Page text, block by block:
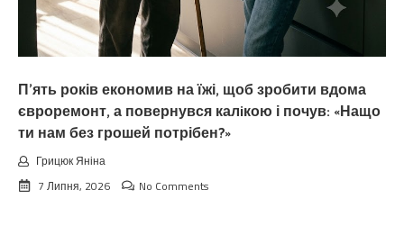
П’ять років економив на їжі, щоб зробити вдома
євроремонт, а повернувся калiкою і почув: «Нащо
ти нам без грошей потрібен?»
Грицюк Яніна
7 Липня, 2026
No Comments